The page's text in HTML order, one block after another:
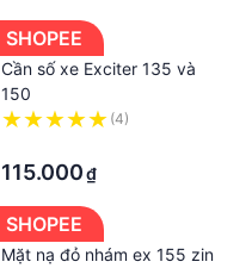
SHOPEE
Cần số xe Exciter 135 và
150
(4)
115.000₫
SHOPEE
Mặt nạ đỏ nhám ex 155 zin